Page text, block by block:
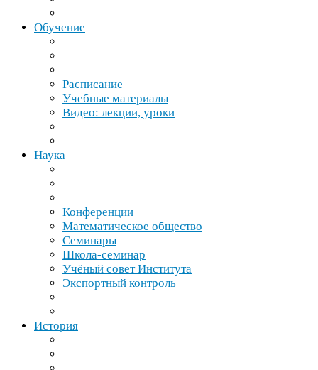
Обучение
Расписание
Учебные материалы
Видео: лекции, уроки
Наука
Конференции
Математическое общество
Семинары
Школа-​семинар
Учёный совет Института
Экспортный контроль
История